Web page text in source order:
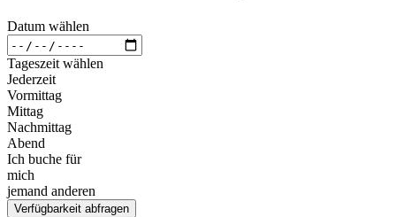
Datum wählen
Tageszeit wählen
Jederzeit
Vormittag
Mittag
Nachmittag
Abend
Ich buche für
mich
jemand anderen
Verfügbarkeit abfragen